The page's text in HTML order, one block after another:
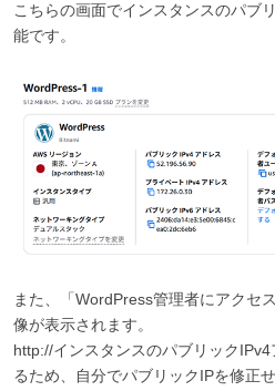
こちらの画面でインスタンスのパブ
能です。
また、「WordPress管理者にアクセ
像が表示されます。
http://インスタンスのパブリック
るため、自分でパブリックIPを修正